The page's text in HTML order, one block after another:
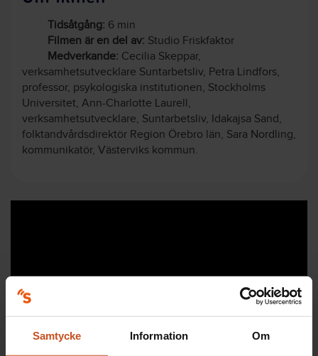
Samtycke Information Om
Tidsåtgång: 6 min
Filmen är en del av: Studio Friskfaktor
Medverkande: Cecilia Skeppar,
verksamhetsutvecklare Suntarbetsliv, Petra Lindfors,
professor, psykologiska institutionen, Stockholms
Universitet, Ann-Charlotte Laurell,
verksamhetsutvecklare, Suntarbetsliv, Idakajsa Sand,
folktandvårdsdirektör Region Örebro län, Sara Nordling,
kommunikatör, Västerviks kommun.